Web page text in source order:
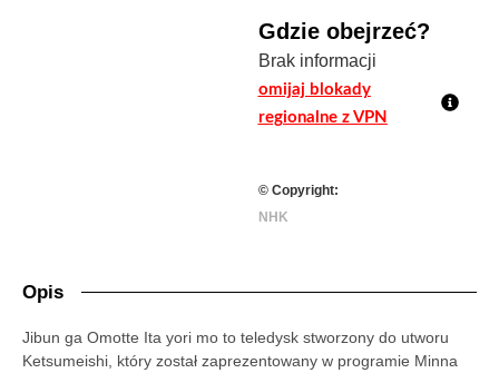
Gdzie obejrzeć?
Brak informacji
omijaj blokady
regionalne z VPN
© Copyright:
NHK
Opis
Jibun ga Omotte Ita yori mo to teledysk stworzony do utworu
Ketsumeishi, który został zaprezentowany w programie Minna